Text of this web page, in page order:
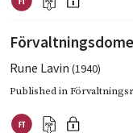
Rune Lavin (1940)
Published in